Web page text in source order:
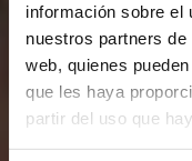
información sobre el
nuestros partners
web, quienes
que les haya
partir del uso que